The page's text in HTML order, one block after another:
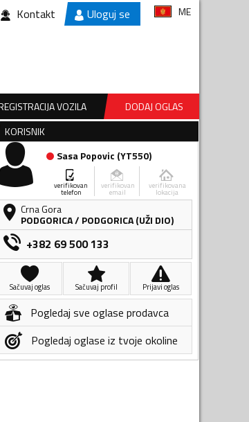
Kontakt Uloguj se ME
VOZILA
DODAJ OGLAS
KORISNIK
Sasa Popovic (YT550)
verifikovan
telefon
verifikovan
email
verifikovana
lokacija
Crna Gora
PODGORICA/ PODGORICA (UŽI DIO)
+382 69 500 133
Sačuvaj oglas Sačuvaj profil Prijavi oglas
Pogledaj sve oglase prodavca
Pogledaj oglase iz tvoje okoline